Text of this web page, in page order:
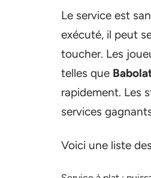
Le service est
exécuté, il peut
toucher. Les
telles que
rapidement. Les
services
Voici une liste